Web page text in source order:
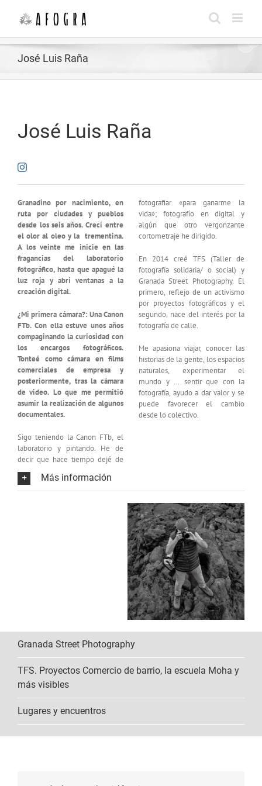
contenido
José Luis Raña
José Luis Raña
Granadino por nacimiento, en
ruta por ciudades y pueblos
desde los seis años. Crecí entre
el olor al oleo y la trementina.
A los veinte me inicie en las
fragancias del laboratorio
fotográfico, hasta que apagué la
luz roja y abrí ventanas a la
creación digital.
¿Mi primera cámara?: Una Canon
FTb. Con ella estuve unos años
compaginando la curiosidad con
los encargos fotográficos.
Tonteé como cámara en films
comerciales de empresa y
posteriormente, tras la cámara
de video. Lo que me permitió
asumir la realización de algunos
documentales.
Sigo teniendo la Canon FTb, el
laboratorio y pintando. He de
decir que hace tiempo dejé de
fotografiar «para ganarme la
vida»; fotografío en digital y
algún que otro vergonzante
cortometraje he dirigido.
En 2014 creé TFS (Taller de
fotografía solidaria/ o social) y
Granada Street Photography. El
primero, reflejo de un activismo
por proyectos fotográficos y el
segundo, nace del interés por la
fotografía de calle.
Me apasiona viajar, conocer las
historias de la gente, los espacios
naturales, experimentar el
mundo y … sentir que con la
fotografía, ayudo a dar valor y se
puede favorecer el cambio
desde lo colectivo.
Más información
Granada Street Photography
TFS. Proyectos Comercio de barrio, la escuela Moha y
más visibles
Lugares y encuentros